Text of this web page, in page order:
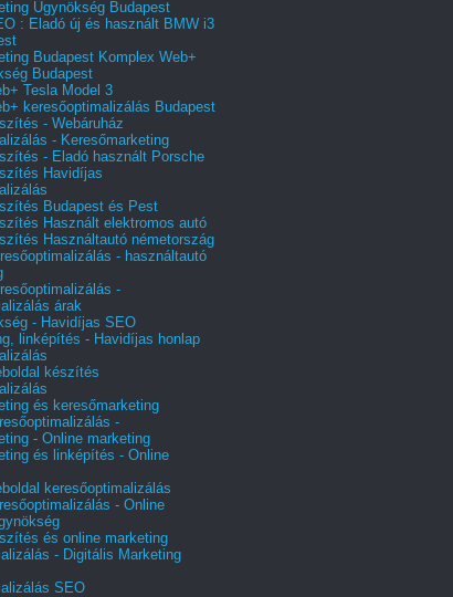
Ügynökség Budapest
: Eladó új és használt BMW i3
Budapest Komplex Web+
Budapest
Tesla Model 3
keresőoptimalizálás Budapest
- Webáruház
- Keresőmarketing
- Eladó használt Porsche
Havidíjas
Budapest és Pest
Használt elektromos autó
Használtautó németország
- használtautó
-
árak
- Havidíjas SEO
linképítés - Havidíjas honlap
készítés
és keresőmarketing
-
- Online marketing
és linképítés - Online
keresőoptimalizálás
- Online
és online marketing
- Digitális Marketing
SEO